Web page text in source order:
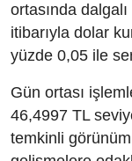
ortasında
itibarıyla dolar
yüzde 0,05 ile
Gün ortası
46,4997 TL
temkinli görünüm